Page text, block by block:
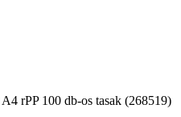
rPP 100 db-os tasak (268519)